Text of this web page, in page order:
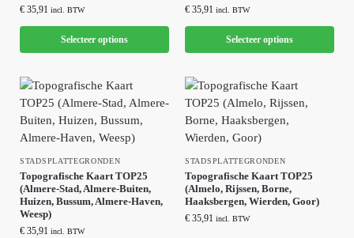
€ 35,91 incl. BTW
Selecteer options
€ 35,91 incl. BTW
Selecteer options
STADSPLATTEGRONDEN
Topografische Kaart TOP25
(Almere-Stad, Almere-Buiten,
Huizen, Bussum, Almere-Haven,
Weesp)
€ 35,91 incl. BTW
STADSPLATTEGRONDEN
Topografische Kaart TOP25
(Almelo, Rijssen, Borne,
Haaksbergen, Wierden, Goor)
€ 35,91 incl. BTW